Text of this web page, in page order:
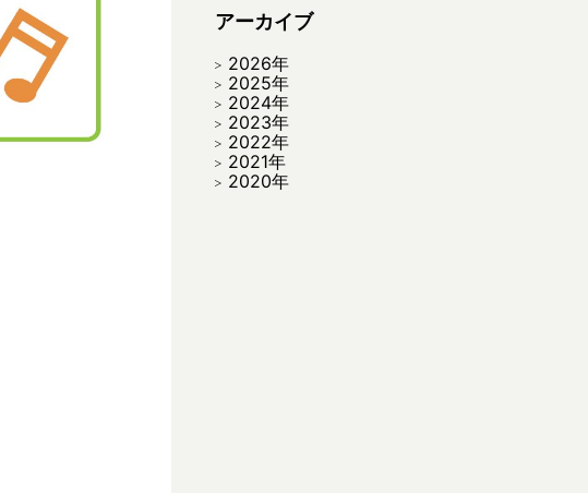
アーカイブ
2026年
2025年
2024年
2023年
2022年
2021年
2020年